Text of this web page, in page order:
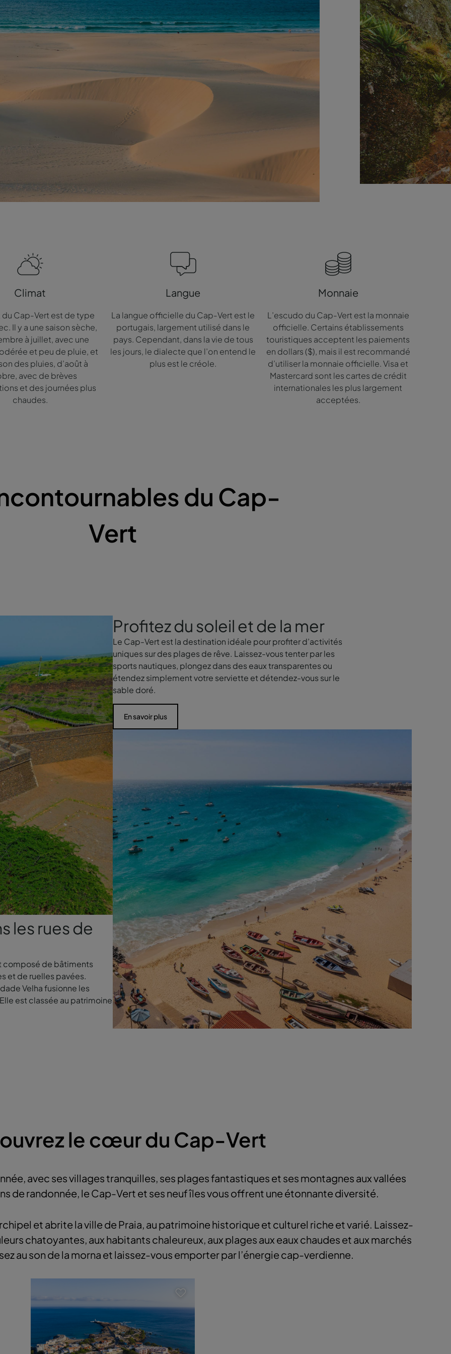
Climat
Cap-Vert est de type
Il y a une saison sèche,
à juillet, avec une
et peu de pluie, et
des pluies, d’août à
avec de brèves
et des journées plus
chaudes.
Langue
La langue officielle du Cap-Vert est le
portugais, largement utilisé dans le
pays. Cependant, dans la vie de tous
les jours, le dialecte que l’on entend le
plus est le créole.
Monnaie
L’escudo du Cap-Vert est la monnaie
officielle. Certains établissements
touristiques acceptent les paiements
en dollars ($), mais il est recommandé
d’utiliser la monnaie officielle. Visa et
Mastercard sont les cartes de crédit
internationales les plus largement
acceptées.
du Cap-
Vert
les rues de
composé de bâtiments
et de ruelles pavées.
Velha fusionne les
est classée au patrimoine
Profitez du soleil et de la mer
Le Cap-Vert est la destination idéale pour profiter d’activités
uniques sur des plages de rêve. Laissez-vous tenter par les
sports nautiques, plongez dans des eaux transparentes ou
étendez simplement votre serviette et détendez-vous sur le
sable doré.
En savoir plus
le cœur du Cap-Vert
avec ses villages tranquilles, ses plages fantastiques et ses montagnes aux vallées
de randonnée, le Cap-Vert et ses neuf îles vous offrent une étonnante diversité.
et abrite la ville de Praia, au patrimoine historique et culturel riche et varié. Laissez-
chatoyantes, aux habitants chaleureux, aux plages aux eaux chaudes et aux marchés
au son de la morna et laissez-vous emporter par l’énergie cap-verdienne.